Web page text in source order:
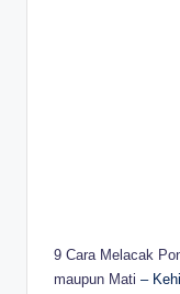
9 Cara Melacak
maupun Mati –